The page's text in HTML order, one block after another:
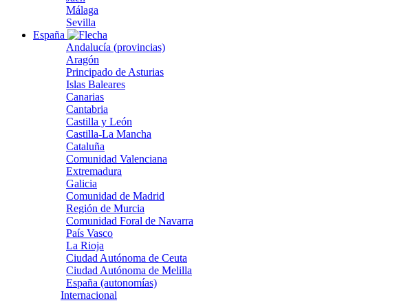
Málaga
Sevilla
España
Andalucía (provincias)
Aragón
Principado de Asturias
Islas Baleares
Canarias
Cantabria
Castilla y León
Castilla-La Mancha
Cataluña
Comunidad Valenciana
Extremadura
Galicia
Comunidad de Madrid
Región de Murcia
Comunidad Foral de Navarra
País Vasco
La Rioja
Ciudad Autónoma de Ceuta
Ciudad Autónoma de Melilla
España (autonomías)
Internacional